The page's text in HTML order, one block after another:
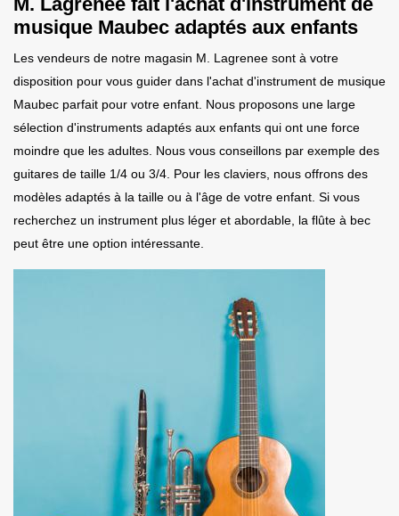
musique Maubec adaptés aux enfants
Les vendeurs de notre magasin M. Lagrenee sont à votre
disposition pour vous guider dans l'achat d'instrument de musique
Maubec parfait pour votre enfant. Nous proposons une large
sélection d'instruments adaptés aux enfants qui ont une force
moindre que les adultes. Nous vous conseillons par exemple des
guitares de taille 1/4 ou 3/4. Pour les claviers, nous offrons des
modèles adaptés à la taille ou à l'âge de votre enfant. Si vous
recherchez un instrument plus léger et abordable, la flûte à bec
peut être une option intéressante.